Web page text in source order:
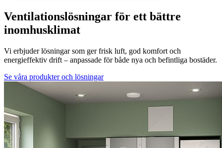
Ventilationslösningar för ett bättre
inomhusklimat
Vi erbjuder lösningar som ger frisk luft, god komfort och
energieffektiv drift – anpassade för både nya och befintliga bostäder.
Se våra produkter och lösningar